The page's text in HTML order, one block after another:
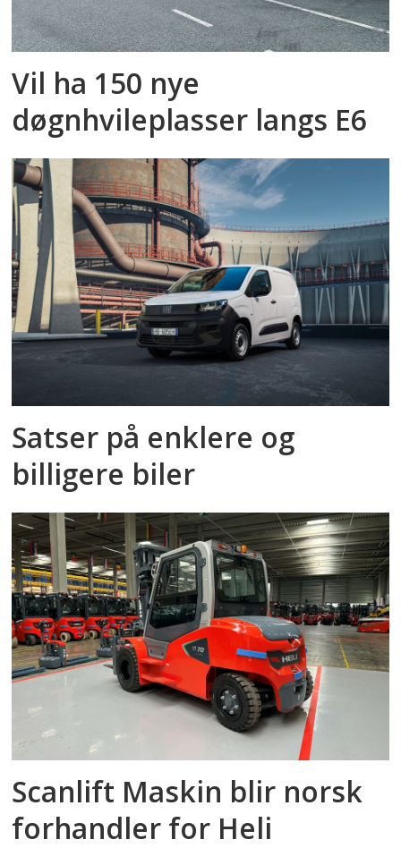
Vil ha 150 nye
døgnhvileplasser langs E6
Satser på enklere og
billigere biler
Scanlift Maskin blir norsk
forhandler for Heli